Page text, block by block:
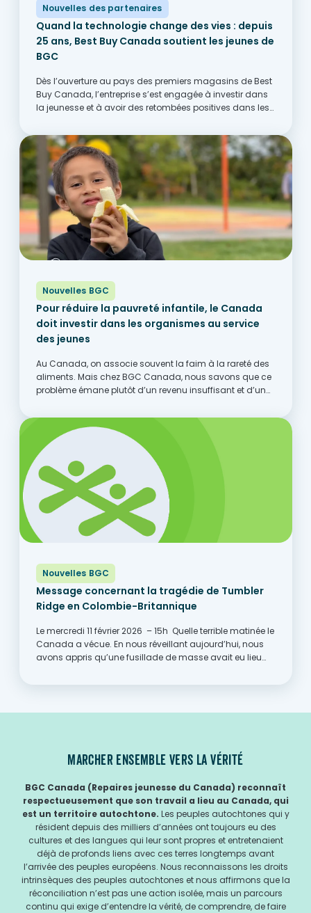
Nouvelles des partenaires
Quand la technologie change des vies : depuis
25 ans, Best Buy Canada soutient les jeunes de
BGC
Dès l’ouverture au pays des premiers magasins de Best
Buy Canada, l’entreprise s’est engagée à investir dans
la jeunesse et à avoir des retombées positives dans les
engagement a notamment pris la...
Nouvelles BGC
Pour réduire la pauvreté infantile, le Canada
doit investir dans les organismes au service
des jeunes
Au Canada, on associe souvent la faim à la rareté des
aliments. Mais chez BGC Canada, nous savons que ce
problème émane plutôt d’un revenu insuffisant et d’un
communautaire. Partout au pays, les...
Nouvelles BGC
Message concernant la tragédie de Tumbler
Ridge en Colombie-Britannique
Le mercredi 11 février 2026 – 15h Quelle terrible matinée le
Canada a vécue. En nous réveillant aujourd’hui, nous
avons appris qu’une fusillade de masse avait eu lieu
MARCHER ENSEMBLE VERS LA VÉRITÉ
BGC Canada (Repaires jeunesse du Canada) reconnaît
respectueusement que son travail a lieu au Canada, qui
est un territoire autochtone. Les peuples autochtones qui y
résident depuis des milliers d’années ont toujours eu des
cultures et des langues qui leur sont propres et entretenaient
déjà de profonds liens avec ces terres longtemps avant
l’arrivée des peuples européens. Nous reconnaissons les droits
intrinsèques des peuples autochtones et nous affirmons que la
réconciliation n’est pas une action isolée, mais un parcours
continu qui exige d’entendre la vérité, de comprendre, de faire